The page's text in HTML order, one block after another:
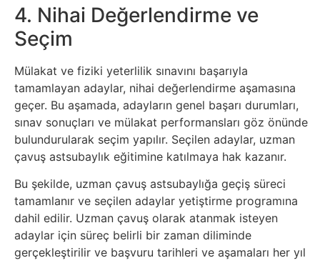
Para
Kazanma
Kadın
Kim
Kimdir
Kitap
Komedi
Kültür
4. Nihai Değerlendirme ve
Seçim
Mülakat ve fiziki yeterlilik sınavını başarıyla
tamamlayan adaylar, nihai değerlendirme aşamasına
geçer. Bu aşamada, adayların genel başarı durumları,
sınav sonuçları ve mülakat performansları göz önünde
bulundurularak seçim yapılır. Seçilen adaylar, uzman
çavuş astsubaylık eğitimine katılmaya hak kazanır.
Bu şekilde, uzman çavuş astsubaylığa geçiş süreci
tamamlanır ve seçilen adaylar yetiştirme programına
dahil edilir. Uzman çavuş olarak atanmak isteyen
adaylar için süreç belirli bir zaman diliminde
gerçekleştirilir ve başvuru tarihleri ve aşamaları her yıl